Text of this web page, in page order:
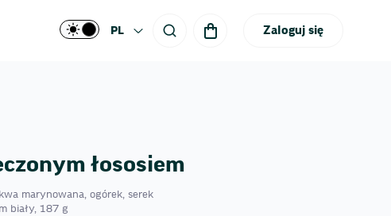
PL Zaloguj się
łososiem
marynowana, ogórek, serek
biały, 187 g